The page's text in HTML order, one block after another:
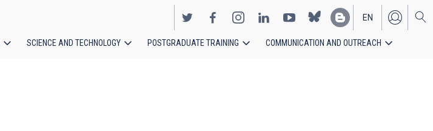
EN
ES
SCIENCE AND TECHNOLOGY POSTGRADUATE TRAINING COMMUNICATION AND OUTREACH